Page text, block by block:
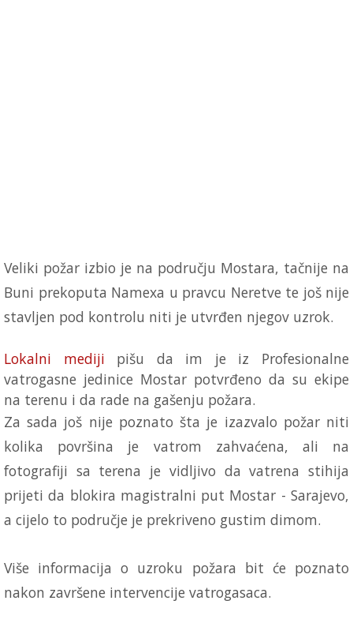
Veliki požar izbio je na području Mostara, tačnije na
Buni prekoputa Namexa u pravcu Neretve te još nije
stavljen pod kontrolu niti je utvrđen njegov uzrok.
Lokalni mediji pišu da im je iz Profesionalne
vatrogasne jedinice Mostar potvrđeno da su ekipe
na terenu i da rade na gašenju požara.
Za sada još nije poznato šta je izazvalo požar niti
kolika površina je vatrom zahvaćena, ali na
fotografiji sa terena je vidljivo da vatrena stihija
prijeti da blokira magistralni put Mostar - Sarajevo,
a cijelo to područje je prekriveno gustim dimom.
Više informacija o uzroku požara bit će poznato
nakon završene intervencije vatrogasaca.